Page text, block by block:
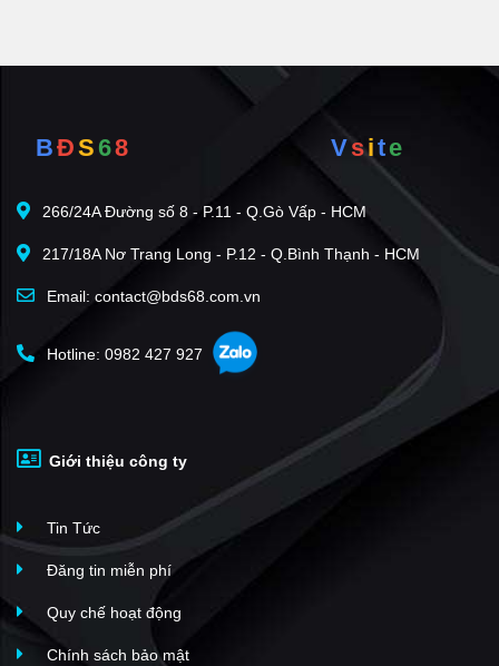
BĐS68 Vsite
266/24A Đường số 8 - P.11 - Q.Gò Vấp - HCM
217/18A Nơ Trang Long - P.12 - Q.Bình Thạnh - HCM
Email: contact@bds68.com.vn
Hotline: 0982 427 927
Giới thiệu công ty
Tin Tức
Đăng tin miễn phí
Quy chế hoạt động
Chính sách bảo mật